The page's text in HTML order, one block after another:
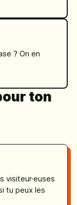
? On en
ton
visiteur·euses
tu peux les